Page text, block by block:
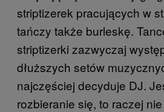
striptizerek pracujących w
tańczy także burleskę.
striptizerki zazwyczaj
dłuższych setów
najczęściej decyduje DJ.
rozbieranie się, to raczej